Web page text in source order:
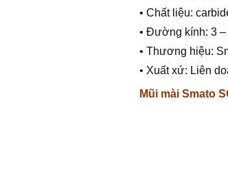
• Chất liệu:
• Đường kính: 3
• Thương hiệu:
• Xuất xứ: Liên
Mũi mài Smato